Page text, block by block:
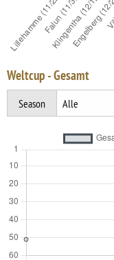
Weltcup - Gesamt
Season